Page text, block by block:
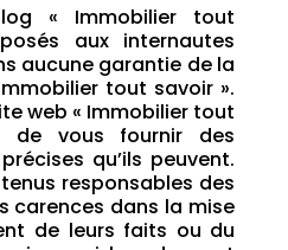
« Immobilier tout
aux internautes
aucune garantie de la
tout savoir ».
web « Immobilier tout
de vous fournir des
qu’ils peuvent.
responsables des
carences dans la mise
de leurs faits ou du